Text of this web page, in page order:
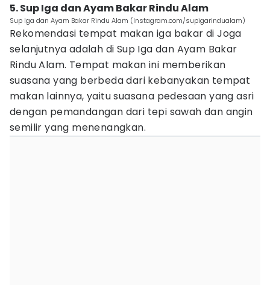
5. Sup Iga dan Ayam Bakar Rindu Alam
Sup Iga dan Ayam Bakar Rindu Alam (Instagram.com/supigarindualam)
Rekomendasi tempat makan iga bakar di Joga
selanjutnya adalah di Sup Iga dan Ayam Bakar
Rindu Alam. Tempat makan ini memberikan
suasana yang berbeda dari kebanyakan tempat
makan lainnya, yaitu suasana pedesaan yang asri
dengan pemandangan dari tepi sawah dan angin
semilir yang menenangkan.